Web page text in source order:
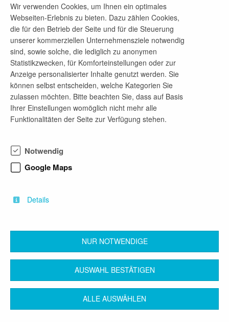
Natalie Gall
Telefon-Nr.
03573/870-2423
E-Mail-Adresse
museum@osl-online.de
Firmenprofil
Freilandmuseum Lehde, dem Spreewaldmuseum
Lübbenau, dem Museum Schloss und Festung
Brieske. Wir gehören zum Landkreis
zurück
Kontakt Impressum AGB Datenschutz
Wir verwenden Cookies, um Ihnen ein optimales
Webseiten-Erlebnis zu bieten. Dazu zählen Cookies,
die für den Betrieb der Seite und für die Steuerung
unserer kommerziellen Unternehmensziele notwendig
sind, sowie solche, die lediglich zu anonymen
Statistikzwecken, für Komforteinstellungen oder zur
Anzeige personalisierter Inhalte genutzt werden. Sie
können selbst entscheiden, welche Kategorien Sie
zulassen möchten. Bitte beachten Sie, dass auf Basis
Ihrer Einstellungen womöglich nicht mehr alle
Funktionalitäten der Seite zur Verfügung stehen.
Notwendig
Google Maps
Details
NUR NOTWENDIGE
AUSWAHL BESTÄTIGEN
ALLE AUSWÄHLEN